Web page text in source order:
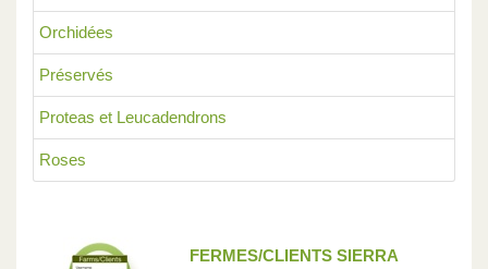
Orchidées
Préservés
Proteas et Leucadendrons
Roses
FERMES/CLIENTS SIERRA